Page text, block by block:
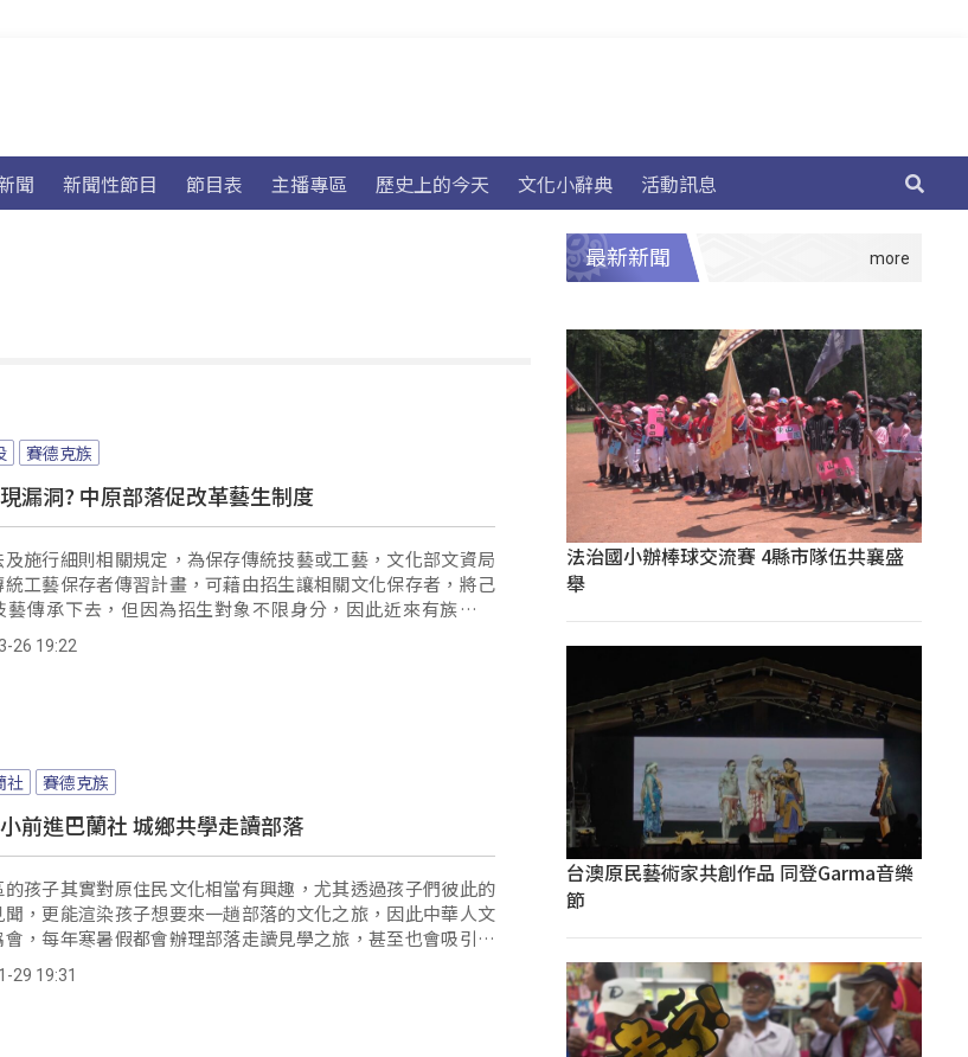
聞 新聞性節目 節目表 主播專區 歷史上的今天 文化小辭典 活動訊息
賽德克族
漏洞? 中原部落促改革藝生制度
施行細則相關規定，為保存傳統技藝或工藝，文化部文資局
統工藝保存者傳習計畫，可藉由招生讓相關文化保存者，將己
藝傳承下去，但因為招生對象不限身分，因此近來有族人發
住民藝生將來成為藝師後，他若使用所學的原民傳統技藝，
從事營利，恐有違反原創條例的風險...。
26 19:22
社 賽德克族
前進巴蘭社 城鄉共學走讀部落
的孩子其實對原住民文化相當有興趣，尤其透過孩子們彼此的
，更能渲染孩子想要來一趟部落的文化之旅，因此中華人文
，每年寒暑假都會辦理部落走讀見學之旅，甚至也會吸引家
29 19:31
最新新聞
法治國小辦棒球交流賽 4縣市隊伍共襄盛
舉
台澳原民藝術家共創作品 同登Garma音樂
節